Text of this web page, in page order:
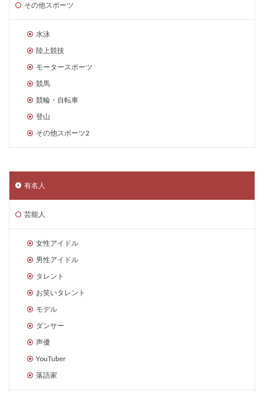
その他スポーツ
水泳
陸上競技
モータースポーツ
競馬
競輪・自転車
登山
その他スポーツ2
有名人
芸能人
女性アイドル
男性アイドル
タレント
お笑いタレント
モデル
ダンサー
声優
YouTuber
落語家